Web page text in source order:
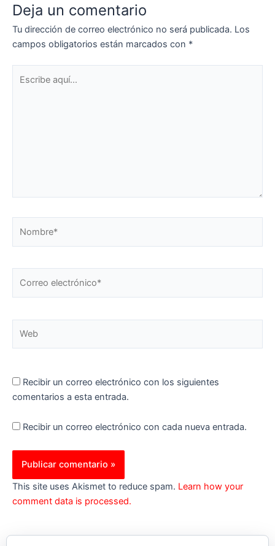
Deja un comentario
Tu dirección de correo electrónico no será publicada. Los
campos obligatorios están marcados con *
aquí...
electrónico*
Recibir un correo electrónico con los siguientes
comentarios a esta entrada.
Recibir un correo electrónico con cada nueva entrada.
This site uses Akismet to reduce spam. Learn how your
comment data is processed.